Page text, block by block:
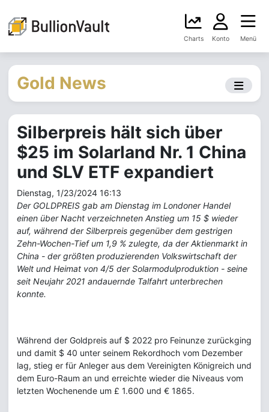
Charts Konto Menü
Gold News
Silberpreis hält sich über
$25 im Solarland Nr. 1 China
und SLV ETF expandiert
Dienstag, 1/23/2024 16:13
Der GOLDPREIS gab am Dienstag im Londoner Handel
einen über Nacht verzeichneten Anstieg um 15 $ wieder
auf, während der Silberpreis gegenüber dem gestrigen
Zehn-Wochen-Tief um 1,9 % zulegte, da der Aktienmarkt in
China - der größten produzierenden Volkswirtschaft der
Welt und Heimat von 4/5 der Solarmodulproduktion - seine
seit Neujahr 2021 andauernde Talfahrt unterbrechen
konnte.
Während der Goldpreis auf $ 2022 pro Feinunze zurückging
und damit $ 40 unter seinem Rekordhoch vom Dezember
lag, stieg er für Anleger aus dem Vereinigten Königreich und
dem Euro-Raum an und erreichte wieder die Niveaus vom
letzten Wochenende um £ 1.600 und € 1865.